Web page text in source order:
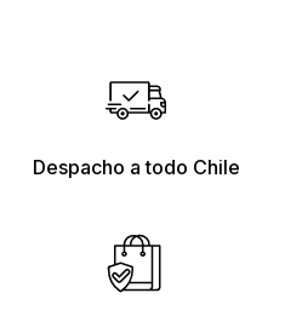
Despacho a todo Chile